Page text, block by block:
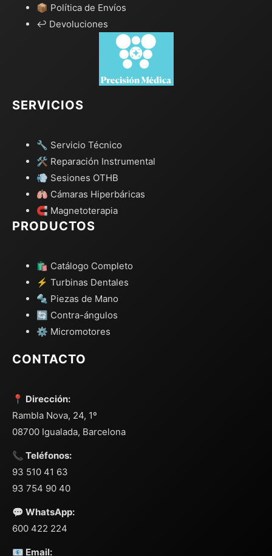
📦 Política de Envíos
↩️ Devoluciones
SERVICIOS
🔧 Servicio Técnico
🛠️ Reparación Instrumental
💨 Sesiones OTHB
🫁 Cámaras Hiperbáricas
🧲 Magnetoterapia
PRODUCTOS
🛍️ Catálogo Completo
⚡ Turbinas Dentales
🔩 Piezas de Mano
🔄 Contra-ángulos
⚙️ Micromotores
CONTACTO
📍 Dirección:
Rambla Nova, 24, 1º
08700 Igualada, Barcelona
📞 Teléfonos:
93 510 41 63
93 754 90 40
💬 WhatsApp:
600 422 224
📧 Email: